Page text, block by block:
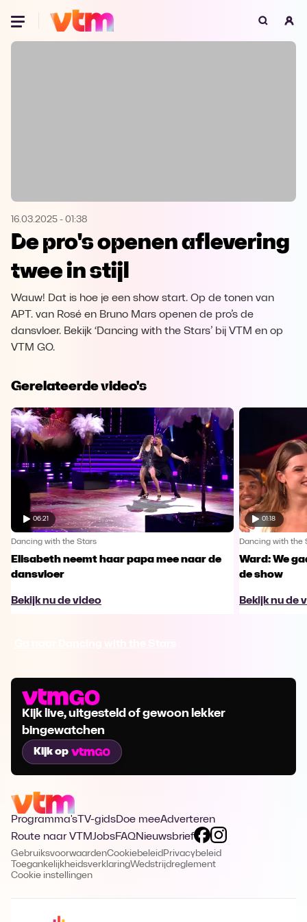
Oeps, browser niet ondersteund
Microsoft Edge Download
Opera
16.03.2025 - 01:38
De pro's openen aflevering
twee in stijl
Wauw! Dat is hoe je een show start. Op de tonen van
APT. van Rosé en Bruno Mars openen de pro’s de
dansvloer. Bekijk ‘Dancing with the Stars’ bij VTM en op
VTM GO.
Gerelateerde video's
06:21
Dancing with the Stars
Elisabeth neemt haar papa mee naar de
dansvloer
Bekijk nu de video
01:18
Dancing with the
Ward: We
de show
Bekijk nu de
Kijk live, uitgesteld of gewoon lekker
bingewatchen
Kijk op
Programma's TV-gidsDoe meeAdverteren
Route naar VTMJobsFAQNieuwsbrief
GebruiksvoorwaardenCookiebeleid Privacybeleid
ToegankelijkheidsverklaringWedstrijdreglement
Cookie instellingen